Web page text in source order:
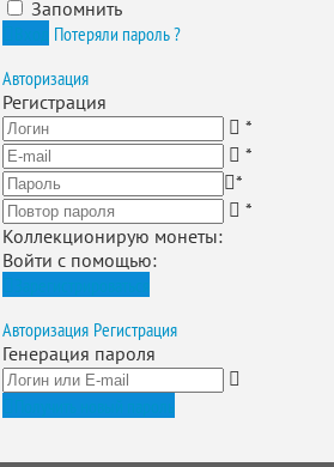
Запомнить
Потеряли пароль ?
Авторизация
Регистрация
*
*
*
*
Коллекционирую монеты:
Войти с помощью:
Авторизация Регистрация
Генерация пароля